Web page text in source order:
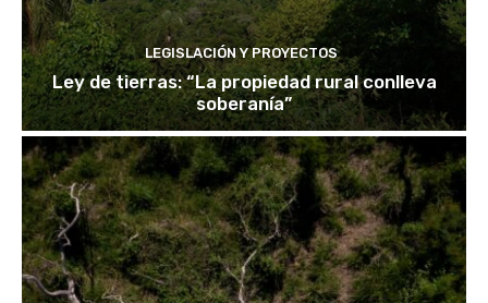
LEGISLACIÓN Y PROYECTOS
Ley de tierras: “La propiedad rural conlleva
soberanía”